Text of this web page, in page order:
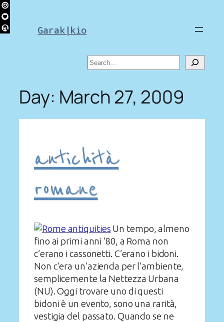
Skip
to
content Garak|kio
Search
Day: March 27, 2009
antichità
romane
Un tempo, almeno
fino ai primi anni ’80, a Roma non
c’erano i cassonetti. C’erano i bidoni.
Non c’era un’azienda per l’ambiente,
semplicemente la Nettezza Urbana
(NU). Oggi trovare uno di questi
bidoni è un evento, sono una rarità,
vestigia del passato. Quando se ne